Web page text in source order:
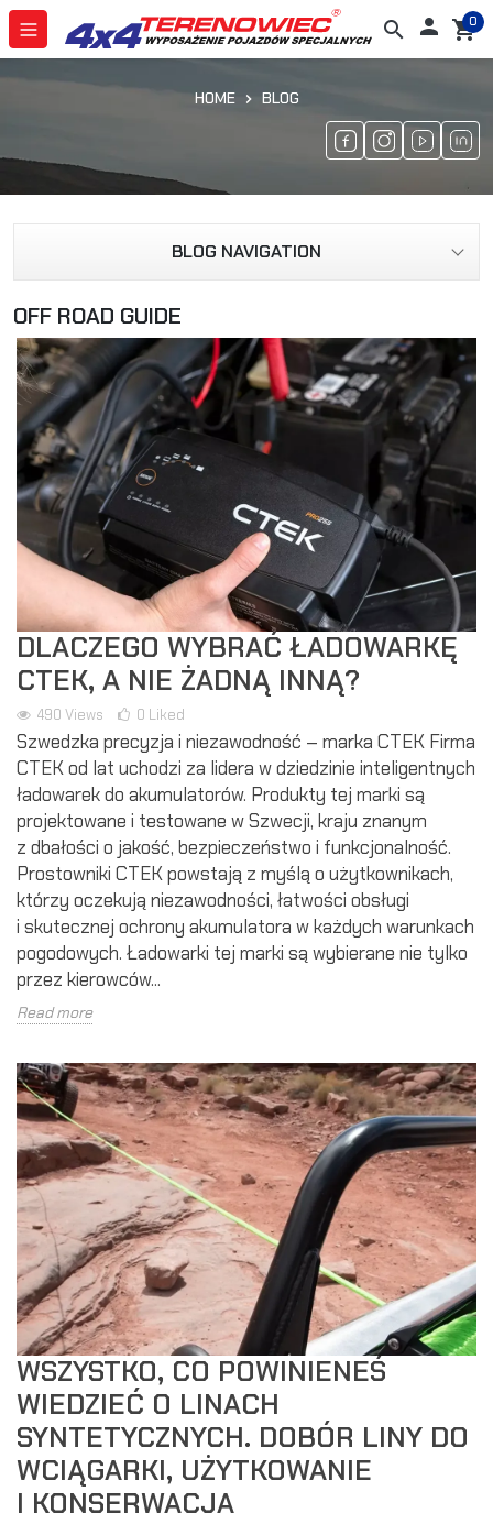
search  shopping_cart
0
HOME BLOG
BLOG NAVIGATION
OFF ROAD GUIDE
DLACZEGO WYBRAĆ ŁADOWARKĘ
CTEK, A NIE ŻADNĄ INNĄ?
490 Views 0 Liked
Szwedzka precyzja i niezawodność – marka CTEK Firma
CTEK od lat uchodzi za lidera w dziedzinie inteligentnych
ładowarek do akumulatorów. Produkty tej marki są
projektowane i testowane w Szwecji, kraju znanym
z dbałości o jakość, bezpieczeństwo i funkcjonalność.
Prostowniki CTEK powstają z myślą o użytkownikach,
którzy oczekują niezawodności, łatwości obsługi
i skutecznej ochrony akumulatora w każdych warunkach
pogodowych. Ładowarki tej marki są wybierane nie tylko
przez kierowców...
Read more
WSZYSTKO, CO POWINIENEŚ
WIEDZIEĆ O LINACH
SYNTETYCZNYCH. DOBÓR LINY DO
WCIĄGARKI, UŻYTKOWANIE
I KONSERWACJA